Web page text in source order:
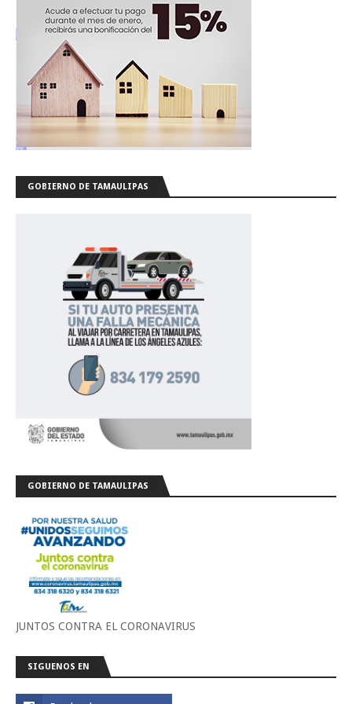
GOBIERNO DE TAMAULIPAS
GOBIERNO DE TAMAULIPAS
JUNTOS CONTRA EL CORONAVIRUS
SIGUENOS EN